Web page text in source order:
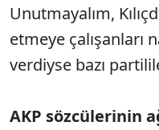
Unutmayalım,
etmeye çalışanları
verdiyse bazı
AKP sözcülerinin